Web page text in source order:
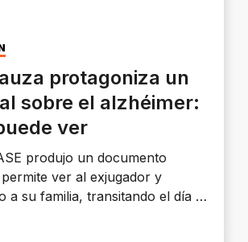
protagoniza un
sobre el alzhéimer:
ver
produjo un documento
ver al exjugador y
a su familia, transitando el día a